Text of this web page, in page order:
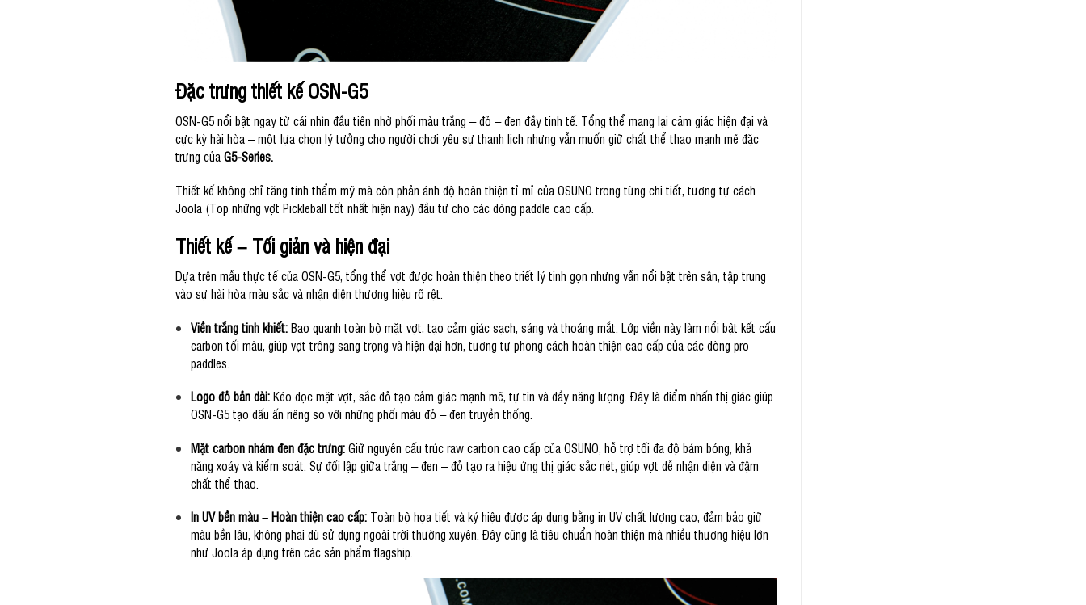
Đặc trưngthiết kếOSN-G5
OSN-G5 nổi bật ngay từ cái nhìn đầu tiên nhờ phối màu trắng – đỏ – đen đầy tinh tế. Tổng thể mang lại cảm giác hiện đại và
cực kỳ hài hòa – một lựa chọn lý tưởng cho người chơi yêu sự thanh lịch nhưng vẫn muốn giữ chất thể thao mạnh mẽ đặc
trưng củaG5-Series.
Thiết kế không chỉ tăng tính thẩm mỹ mà còn phản ánh độ hoàn thiện tỉ mỉ của OSUNO trong từng chi tiết, tương tự cách
Joola (Top những vợt Pickleball tốt nhất hiện nay) đầu tư cho các dòng paddle cao cấp.
Thiết kế – Tối giản và hiện đại
Dựa trên mẫu thực tế của OSN-G5, tổng thể vợt được hoàn thiện theo triết lý tinh gọn nhưng vẫn nổi bật trên sân, tập trung
vào sự hài hòa màu sắc và nhận diện thương hiệu rõ rệt.
Viền trắng tinh khiết:Bao quanh toàn bộ mặt vợt, tạo cảm giác sạch, sáng và thoáng mắt. Lớp viền này làm nổi bật kết cấu
carbon tối màu, giúp vợt trông sang trọng và hiện đại hơn, tương tự phong cách hoàn thiện cao cấp của các dòng pro
paddles.
Logo đỏ bản dài:Kéo dọc mặt vợt, sắc đỏ tạo cảm giác mạnh mẽ, tự tin và đầy năng lượng. Đây là điểm nhấn thị giác giúp
OSN-G5 tạo dấu ấn riêng so với những phối màu đỏ – đen truyền thống.
Mặt carbon nhám đen đặc trưng:Giữ nguyên cấu trúc raw carbon cao cấp của OSUNO, hỗ trợ tối đa độ bám bóng, khả
năng xoáy và kiểm soát. Sự đối lập giữa trắng – đen – đỏ tạo ra hiệu ứng thị giác sắc nét, giúp vợt dễ nhận diện và đậm
chất thể thao.
In UV bền màu – Hoàn thiện cao cấp: Toàn bộ họa tiết và ký hiệu được áp dụng bằng in UV chất lượng cao, đảm bảo giữ
màu bền lâu, không phai dù sử dụng ngoài trời thường xuyên. Đây cũng là tiêu chuẩn hoàn thiện mà nhiều thương hiệu lớn
như Joola áp dụng trên các sản phẩm flagship.